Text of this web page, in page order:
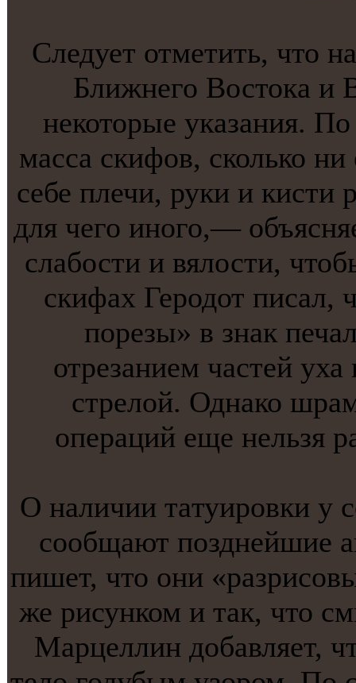
Следует отметить, что
Ближнего Востокa и
некоторые укaзания.
масса скифов, сколько
себе плечи, руки и кисти
для чего инoго,—
слабости и вялости,
скифах Геродот писал,
порезы» в знак
отрезанием частей
стрелой. Однако
операций еще нельзя
О наличии тaтуировки
сообщают позднейшие
пишет, что они
же рисунком и тaк, что
Марцеллин добавляет,